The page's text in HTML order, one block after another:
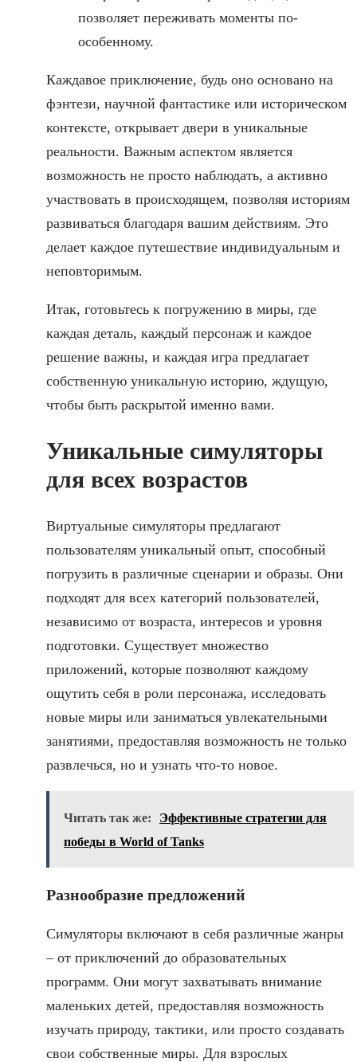
позволяет переживать моменты по-
особенному.
Каждавое приключение, будь оно основано на
фэнтези, научной фантастике или историческом
контексте, открывает двери в уникальные
реальности. Важным аспектом является
возможность не просто наблюдать, а активно
участвовать в происходящем, позволяя историям
развиваться благодаря вашим действиям. Это
делает каждое путешествие индивидуальным и
неповторимым.
Итак, готовьтесь к погружению в миры, где
каждая деталь, каждый персонаж и каждое
решение важны, и каждая игра предлагает
собственную уникальную историю, ждущую,
чтобы быть раскрытой именно вами.
Уникальные симуляторы
для всех возрастов
Виртуальные симуляторы предлагают
пользователям уникальный опыт, способный
погрузить в различные сценарии и образы. Они
подходят для всех категорий пользователей,
независимо от возраста, интересов и уровня
подготовки. Существует множество
приложений, которые позволяют каждому
ощутить себя в роли персонажа, исследовать
новые миры или заниматься увлекательными
занятиями, предоставляя возможность не только
развлечься, но и узнать что-то новое.
Читать так же:
Эффективные стратегии для
победы в World of Tanks
Разнообразие предложений
Симуляторы включают в себя различные жанры
– от приключений до образовательных
программ. Они могут захватывать внимание
маленьких детей, предоставляя возможность
изучать природу, тактики, или просто создавать
свои собственные миры. Для взрослых